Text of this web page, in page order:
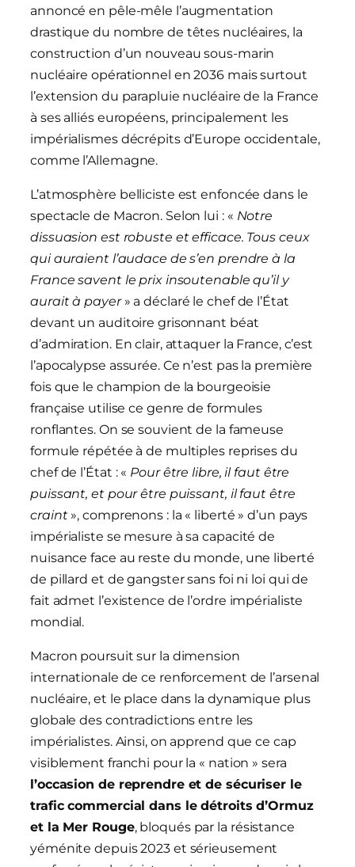
annoncé en pêle-mêle l’augmentation
drastique du nombre de têtes nucléaires, la
construction d’un nouveau sous-marin
nucléaire opérationnel en 2036 mais surtout
l’extension du parapluie nucléaire de la France
à ses alliés européens, principalement les
impérialismes décrépits d’Europe occidentale,
comme l’Allemagne.
L’atmosphère belliciste est enfoncée dans le
spectacle de Macron. Selon lui : « Notre
dissuasion est robuste et efficace. Tous ceux
qui auraient l’audace de s’en prendre à la
France savent le prix insoutenable qu’il y
aurait à payer» a déclaré le chef de l’État
devant un auditoire grisonnant béat
d’admiration. En clair, attaquer la France, c’est
l’apocalypse assurée. Ce n’est pas la première
fois que le champion de la bourgeoisie
française utilise ce genre de formules
ronflantes. On se souvient de la fameuse
formule répétée à de multiples reprises du
chef de l’État : « Pour être libre, il faut être
puissant, et pour être puissant, il faut être
craint», comprenons : la « liberté » d’un pays
impérialiste se mesure à sa capacité de
nuisance face au reste du monde, une liberté
de pillard et de gangster sans foi ni loi qui de
fait admet l’existence de l’ordre impérialiste
mondial.
Macron poursuit sur la dimension
internationale de ce renforcement de l’arsenal
nucléaire, et le place dans la dynamique plus
globale des contradictions entre les
impérialistes. Ainsi, on apprend que ce cap
visiblement franchi pour la « nation » sera
l’occasion de reprendre et de sécuriser le
trafic commercial dans le détroits d’Ormuz
et la Mer Rouge, bloqués par la résistance
yéménite depuis 2023 et sérieusement